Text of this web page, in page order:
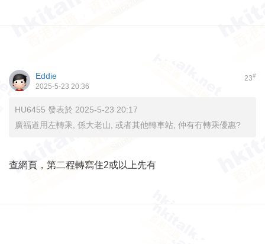
23#
Eddie
2025-5-23 20:36
HU6455 發表於 2025-5-23 20:17
廣福道用左轉乘, 係大老山, 或者其他轉車站, 仲有冇轉乘優惠?
查網頁，第二程轉寫住2或以上先有